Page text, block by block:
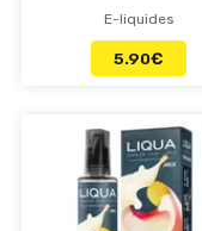
E-liquides
5.90€